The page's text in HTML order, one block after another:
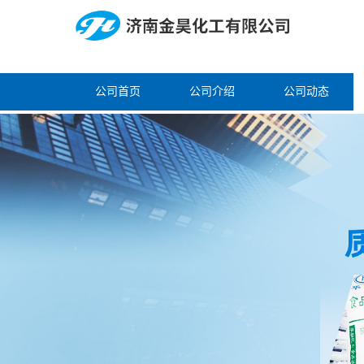
公司首页 公司介绍 公司动态